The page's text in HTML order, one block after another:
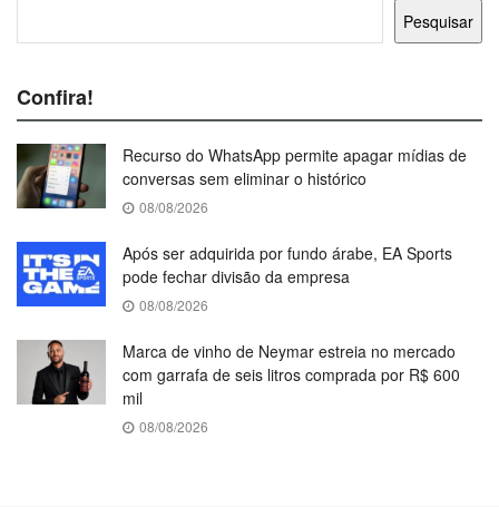
Pesquisar
Confira!
Recurso do WhatsApp permite apagar mídias de
conversas sem eliminar o histórico
08/08/2026
Após ser adquirida por fundo árabe, EA Sports
pode fechar divisão da empresa
08/08/2026
Marca de vinho de Neymar estreia no mercado
com garrafa de seis litros comprada por R$ 600
mil
08/08/2026